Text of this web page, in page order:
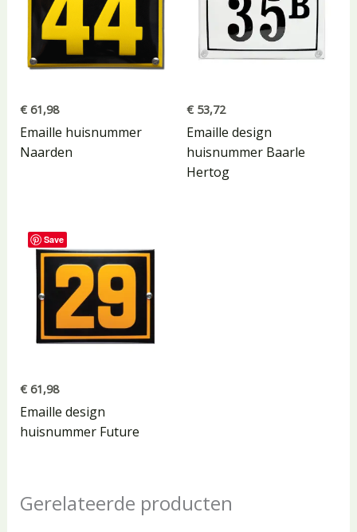
€61,98
Emaille huisnummer
Naarden
€ 53,72
Emaille design
huisnummer Baarle
Hertog
Save
€61,98
Emaille design
huisnummer Future
Gerelateerde producten